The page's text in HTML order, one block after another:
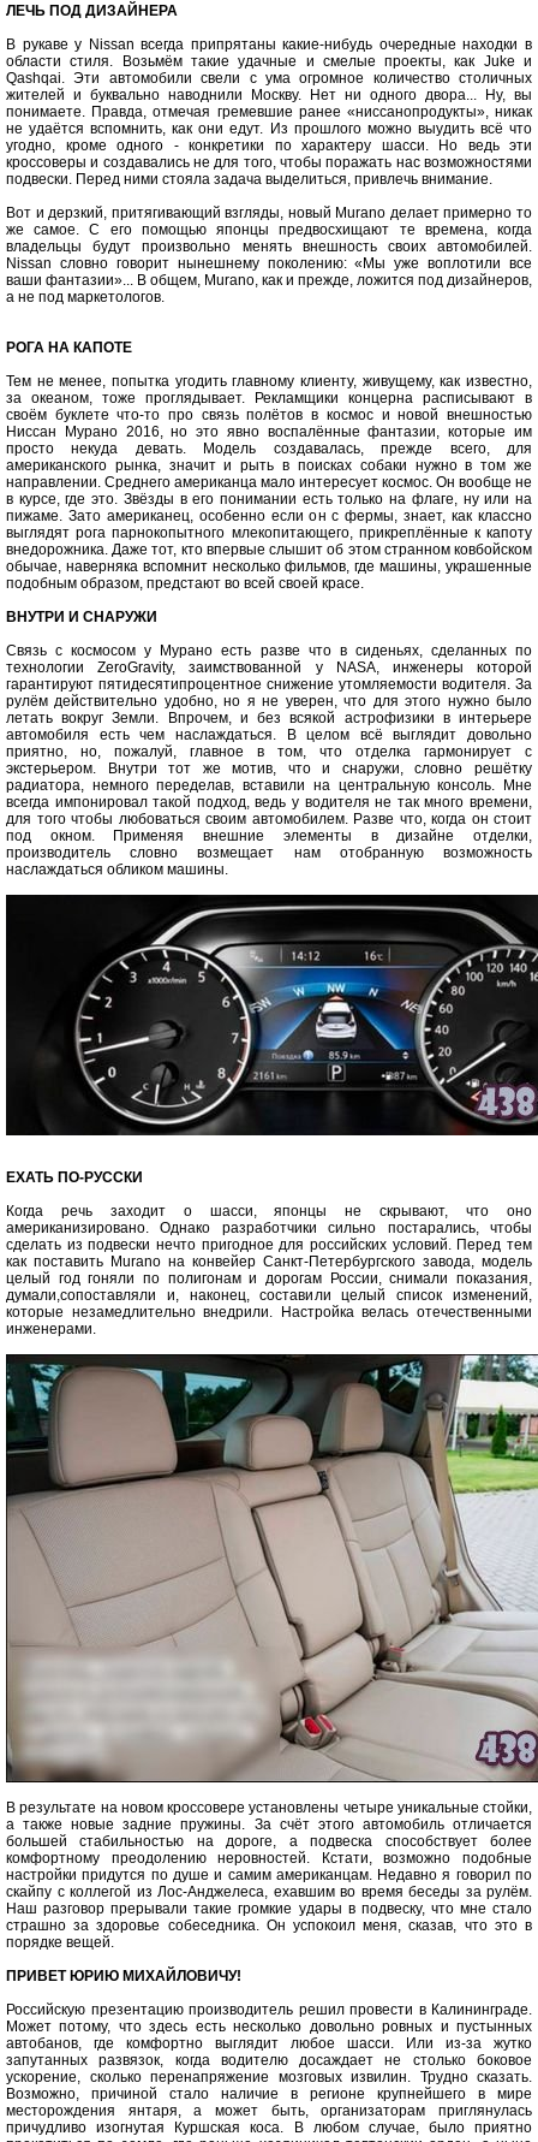
ЛЕЧЬ ПОД ДИЗАЙНЕРА
В рукаве у Nissan всегда припрятаны какие-нибудь очередные находки в
области стиля. Возьмём такие удачные и смелые проекты, как Juke и
Qashqai. Эти автомобили свели с ума огромное количество столичных
жителей и буквально наводнили Москву. Нет ни одного двора... Ну, вы
понимаете. Правда, отмечая гремевшие ранее «ниссанопродукты», никак
не удаётся вспомнить, как они едут. Из прошлого можно выудить всё что
угодно, кроме одного - конкретики по характеру шасси. Но ведь эти
кроссоверы и создавались не для того, чтобы поражать нас возможностями
подвески. Перед ними стояла задача выделиться, привлечь внимание.
Вот и дерзкий, притягивающий взгляды, новый Murano делает примерно то
же самое. С его помощью японцы предвосхищают те времена, когда
владельцы будут произвольно менять внешность своих автомобилей.
Nissan словно говорит нынешнему поколению: «Мы уже воплотили все
ваши фантазии»... В общем, Murano, как и прежде, ложится под дизайнеров,
а не под маркетологов.
РОГА НА КАПОТЕ
Тем не менее, попытка угодить главному клиенту, живущему, как известно,
за океаном, тоже проглядывает. Рекламщики концерна расписывают в
своём буклете что-то про связь полётов в космос и новой внешностью
Ниссан Мурано 2016, но это явно воспалённые фантазии, которые им
просто некуда девать. Модель создавалась, прежде всего, для
американского рынка, значит и рыть в поисках собаки нужно в том же
направлении. Среднего американца мало интересует космос. Он вообще не
в курсе, где это. Звёзды в его понимании есть только на флаге, ну или на
пижаме. Зато американец, особенно если он с фермы, знает, как классно
выглядят рога парнокопытного млекопитающего, прикреплённые к капоту
внедорожника. Даже тот, кто впервые слышит об этом странном ковбойском
обычае, наверняка вспомнит несколько фильмов, где машины, украшенные
подобным образом, предстают во всей своей красе.
ВНУТРИ И СНАРУЖИ
Связь с космосом у Мурано есть разве что в сиденьях, сделанных по
технологии ZeroGravity, заимствованной у NASA, инженеры которой
гарантируют пятидесятипроцентное снижение утомляемости водителя. За
рулём действительно удобно, но я не уверен, что для этого нужно было
летать вокруг Земли. Впрочем, и без всякой астрофизики в интерьере
автомобиля есть чем наслаждаться. В целом всё выглядит довольно
приятно, но, пожалуй, главное в том, что отделка гармонирует с
экстерьером. Внутри тот же мотив, что и снаружи, словно решётку
радиатора, немного переделав, вставили на центральную консоль. Мне
всегда импонировал такой подход, ведь у водителя не так много времени,
для того чтобы любоваться своим автомобилем. Разве что, когда он стоит
под окном. Применяя внешние элементы в дизайне отделки,
производитель словно возмещает нам отобранную возможность
наслаждаться обликом машины.
ЕХАТЬ ПО-РУССКИ
Когда речь заходит о шасси, японцы не скрывают, что оно
американизировано. Однако разработчики сильно постарались, чтобы
сделать из подвески нечто пригодное для российских условий. Перед тем
как поставить Murano на конвейер Санкт-Петербургского завода, модель
целый год гоняли по полигонам и дорогам России, снимали показания,
думали,сопоставляли и, наконец, составили целый список изменений,
которые незамедлительно внедрили. Настройка велась отечественными
инженерами.
В результате на новом кроссовере установлены четыре уникальные стойки,
а также новые задние пружины. За счёт этого автомобиль отличается
большей стабильностью на дороге, а подвеска способствует более
комфортному преодолению неровностей. Кстати, возможно подобные
настройки придутся по душе и самим американцам. Недавно я говорил по
скайпу с коллегой из Лос-Анджелеса, ехавшим во время беседы за рулём.
Наш разговор прерывали такие громкие удары в подвеску, что мне стало
страшно за здоровье собеседника. Он успокоил меня, сказав, что это в
порядке вещей.
ПРИВЕТ ЮРИЮ МИХАЙЛОВИЧУ!
Российскую презентацию производитель решил провести в Калининграде.
Может потому, что здесь есть несколько довольно ровных и пустынных
автобанов, где комфортно выглядит любое шасси. Или из-за жутко
запутанных развязок, когда водителю досаждает не столько боковое
ускорение, сколько перенапряжение мозговых извилин. Трудно сказать.
Возможно, причиной стало наличие в регионе крупнейшего в мире
месторождения янтаря, а может быть, организаторам приглянулась
причудливо изогнутая Куршская коса. В любом случае, было приятно